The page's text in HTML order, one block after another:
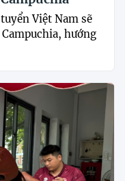
Việt Nam sẽ
hướng